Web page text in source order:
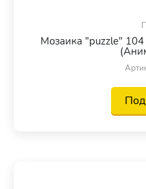
Мозаика "puzzle"